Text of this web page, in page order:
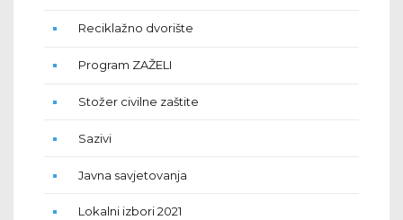
Reciklažno dvorište
Program ZAŽELI
Stožer civilne zaštite
Sazivi
Javna savjetovanja
Lokalni izbori 2021